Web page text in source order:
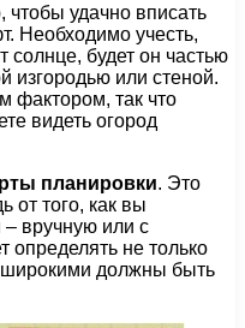
чтобы удачно вписать
Необходимо учесть,
солнце, будет он частью
изгородью или стеной.
фактором, так что
видеть огород
планировки. Это
от того, как вы
вручную или с
определять не только
широкими должны быть